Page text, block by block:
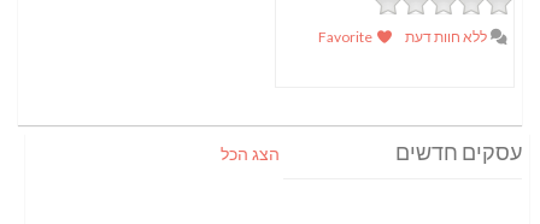
ללא חוות דעת
עסקים חדשים הצג הכל